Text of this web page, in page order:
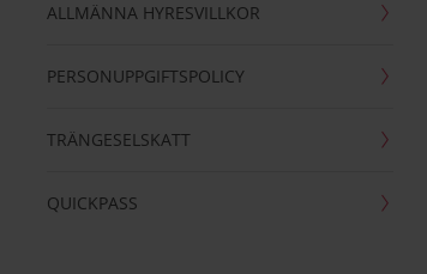
ALLMÄNNA HYRESVILLKOR
PERSONUPPGIFTSPOLICY
TRÄNGESELSKATT
QUICKPASS